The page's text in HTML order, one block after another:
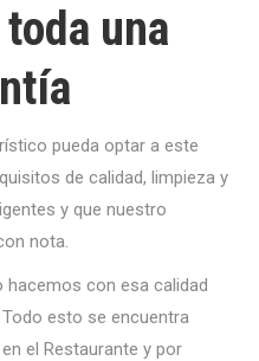
una
pueda optar a este
de calidad, limpieza y
y que nuestro
nota.
hacemos con esa calidad
esto se encuentra
el Restaurante y por